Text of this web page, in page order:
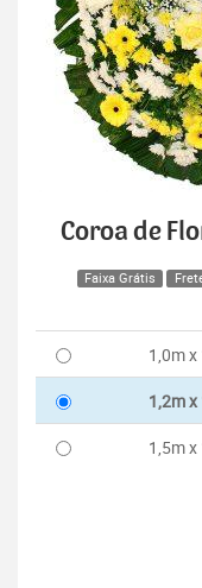
Coroa de
Faixa Grátis
1,0m
1,2m
1,5m